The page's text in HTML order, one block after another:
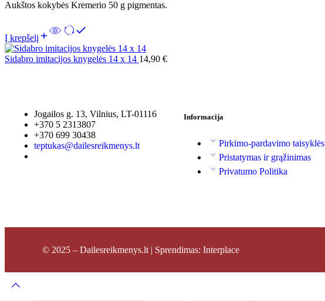
Aukštos kokybės Kremerio 50 g pigmentas.
Į krepšelį
Sidabro imitacijos knygelės 14 x 14 14,90 €
Jogailos g. 13, Vilnius, LT-01116
+370 5 2313807
+370 699 30438
teptukas@dailesreikmenys.lt
Informacija
Pirkimo-pardavimo taisyklės
Pristatymas ir grąžinimas
Privatumo Politika
© 2025 – Dailesreikmenys.lt | Sprendimas: Interplace